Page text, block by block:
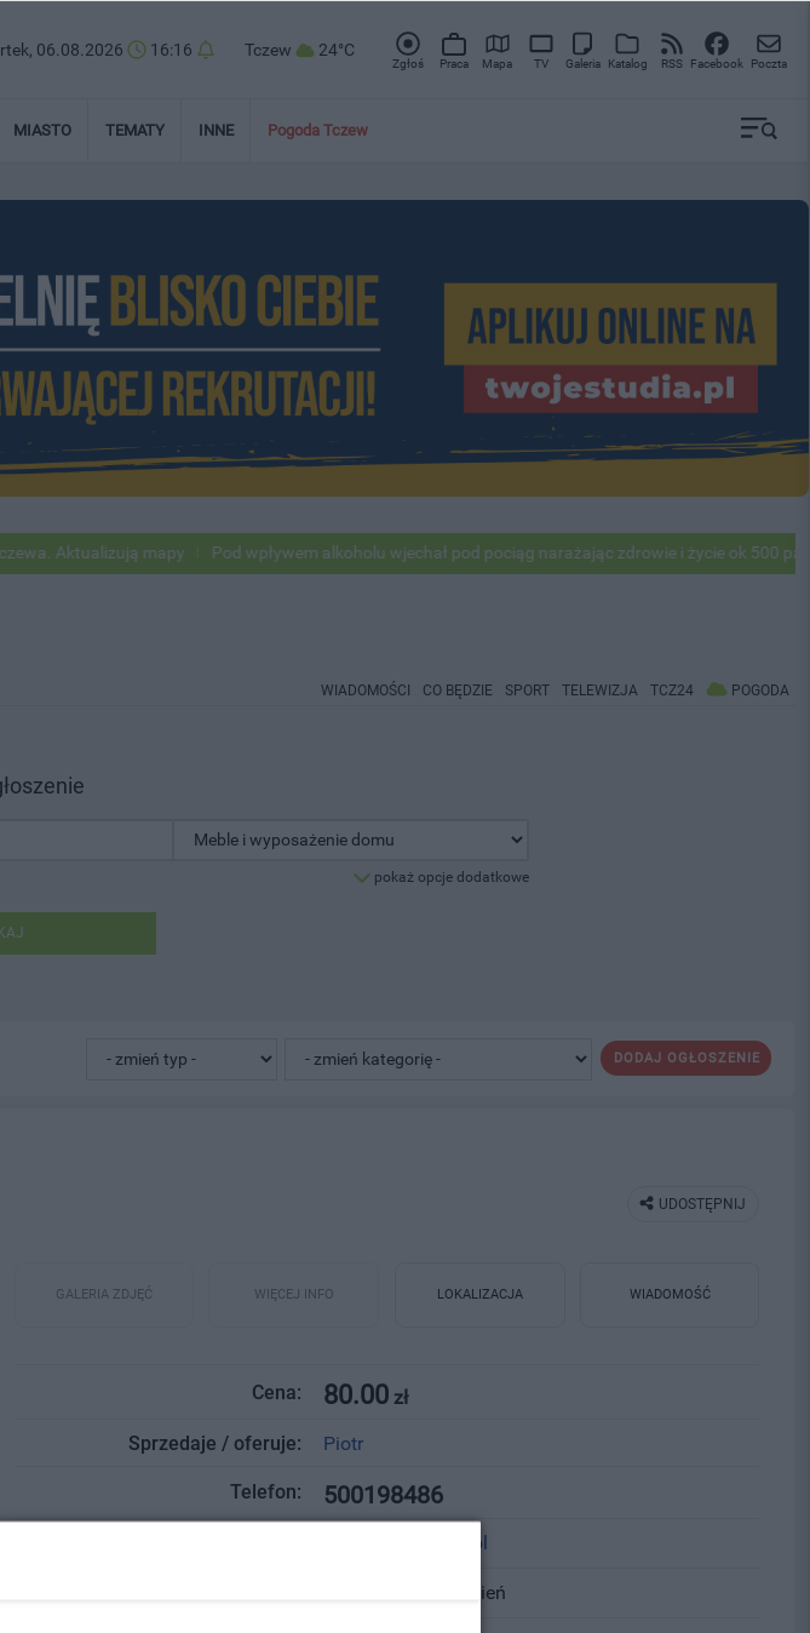
06.08.2026 16:16 Tczew 24°C
Zgłoś Praca Mapa TV Galeria Katalog RSS Facebook Poczta
MIASTO TEMATY INNE Pogoda Tczew
Aktualizują mapy Pod wpływem alkoholu wjechał pod pociąg narażając zdrowie i życie ok 500
WIADOMOŚCI CO BĘDZIE SPORT TELEWIZJA TCZ24 POGODA
pokaż opcje dodatkowe
DODAJ OGŁOSZENIE
UDOSTĘPNIJ
GALERIAZDJĘĆ WIĘCEJ INFO LOKALIZACJA WIADOMOŚĆ
Cena: 80.00 zł
Sprzedaje / oferuje:
Piotr
Telefon: 500198486
piotrek2527@wp.pl
dzień